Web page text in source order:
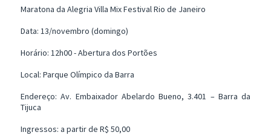
Maratona da Alegria Villa Mix Festival Rio de Janeiro
Data: 13/novembro (domingo)
Horário: 12h00 - Abertura dos Portões
Local: Parque Olímpico da Barra
Endereço: Av. Embaixador Abelardo Bueno, 3.401 – Barra da
Tijuca
Ingressos: a partir de R$ 50,00